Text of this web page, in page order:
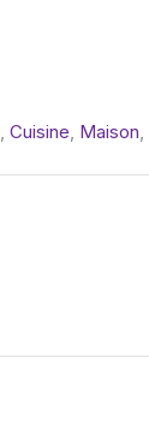
, Cuisine, Maison,